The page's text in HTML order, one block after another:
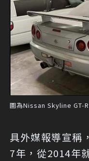
圖為Nissan Skyline GT-
具外媒報導宣稱
7年，從2014年